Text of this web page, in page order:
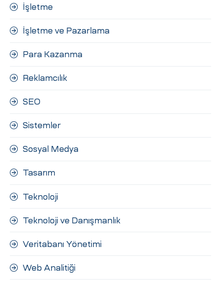
İşletme
İşletme ve Pazarlama
Para Kazanma
Reklamcılık
SEO
Sistemler
Sosyal Medya
Tasarım
Teknoloji
Teknoloji ve Danışmanlık
Veritabanı Yönetimi
Web Analitiği